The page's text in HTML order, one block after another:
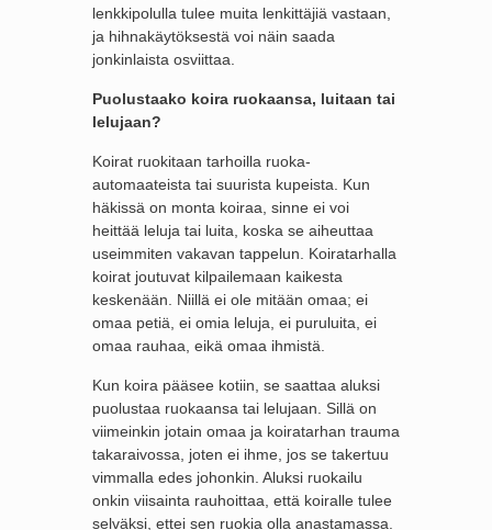
lenkkipolulla tulee muita lenkittäjiä vastaan,
ja hihnakäytöksestä voi näin saada
jonkinlaista osviittaa.
Puolustaako koira ruokaansa, luitaan tai
lelujaan?
Koirat ruokitaan tarhoilla ruoka-
automaateista tai suurista kupeista. Kun
häkissä on monta koiraa, sinne ei voi
heittää leluja tai luita, koska se aiheuttaa
useimmiten vakavan tappelun. Koiratarhalla
koirat joutuvat kilpailemaan kaikesta
keskenään. Niillä ei ole mitään omaa; ei
omaa petiä, ei omia leluja, ei puruluita, ei
omaa rauhaa, eikä omaa ihmistä.
Kun koira pääsee kotiin, se saattaa aluksi
puolustaa ruokaansa tai lelujaan. Sillä on
viimeinkin jotain omaa ja koiratarhan trauma
takaraivossa, joten ei ihme, jos se takertuu
vimmalla edes johonkin. Aluksi ruokailu
onkin viisainta rauhoittaa, että koiralle tulee
selväksi, ettei sen ruokia olla anastamassa.